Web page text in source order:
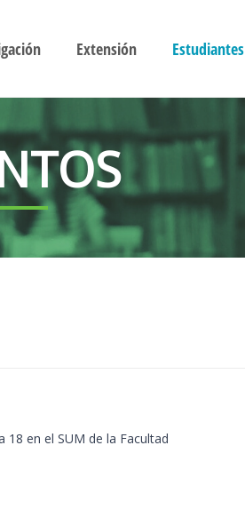
Extensión Estudiantes
18 en el SUM de la Facultad